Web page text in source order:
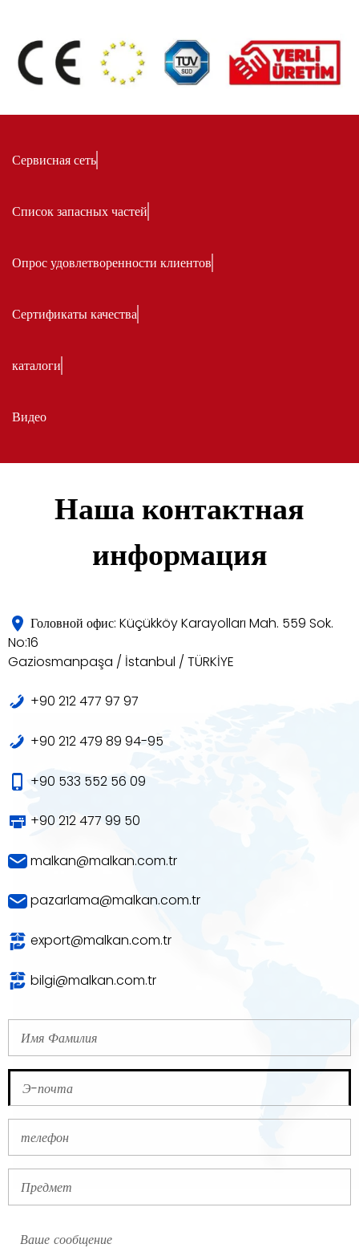
Сервисная сеть
Список запасных частей
Опрос удовлетворенности клиентов
Сертификаты качества
каталоги
Видео
Наша контактная
информация
Головной офис: Küçükköy Karayolları Mah. 559 Sok.
No:16
Gaziosmanpaşa / İstanbul / TÜRKİYE
+90 212 477 97 97
+90 212 479 89 94-95
+90 533 552 56 09
+90 212 477 99 50
malkan@malkan.com.tr
pazarlama@malkan.com.tr
export@malkan.com.tr
bilgi@malkan.com.tr